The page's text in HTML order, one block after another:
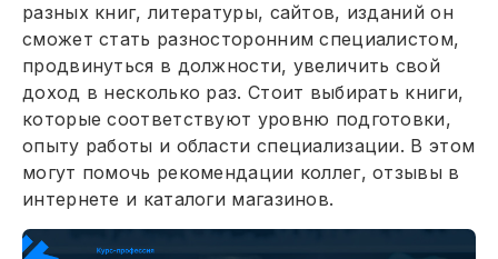
разных книг, литературы, сайтов, изданий он
сможет стать разносторонним специалистом,
продвинуться в должности, увеличить свой
доход в несколько раз. Стоит выбирать книги,
которые соответствуют уровню подготовки,
опыту работы и области специализации. В этом
могут помочь рекомендации коллег, отзывы в
интернете и каталоги магазинов.